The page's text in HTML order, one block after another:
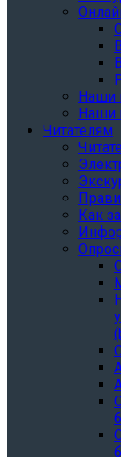
Наши
Наши
Читателям
Как